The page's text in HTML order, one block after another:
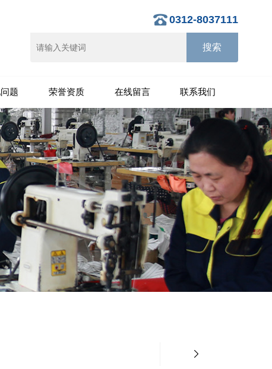
0312-8037111
题 荣誉资质 在线留言 联系我们